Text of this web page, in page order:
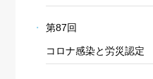
第87回
コロナ感染と労災認定